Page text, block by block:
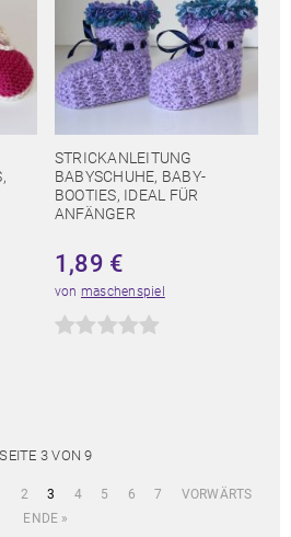
STRICKANLEITUNG
BABYSCHUHE, BABY-
BOOTIES, IDEAL FÜR
ANFÄNGER
1,89 €
von maschenspiel
SEITE 3 VON 9
2 3 4 5 6 7
VORWÄRTS
ENDE »